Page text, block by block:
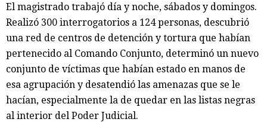
El magistrado trabajó día y noche, sábados y domingos.
Realizó 300 interrogatorios a 124 personas, descubrió
una red de centros de detención y tortura que habían
pertenecido al Comando Conjunto, determinó un nuevo
conjunto de víctimas que habían estado en manos de
esa agrupación y desatendió las amenazas que se le
hacían, especialmente la de quedar en las listas negras
al interior del Poder Judicial.